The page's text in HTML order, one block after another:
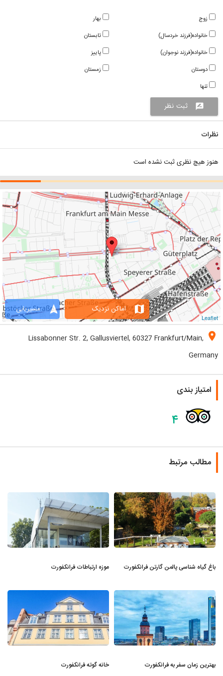
بهار
تابستان
پاییز
زمستان
زوج
خانواده(فرزند خردسال)
خانواده(فرزند نوجوان)
دوستان
تنها
rate_review ثبت نظر
نظرات
هنوز هیچ نظری ثبت نشده است
Leaflet
navigation مسیریابی map اماکن نزدیک
location_on
Lissabonner Str. 2, Gallusviertel, 60327 Frankfurt/Main,
Germany
امتیاز بندی
۴
مطالب مرتبط
باغ گیاه شناسی پالمن گارتن فرانکفورت موزه ارتباطات فرانکفورت
بهترین زمان سفر به فرانکفورت خانه گوته فرانکفورت